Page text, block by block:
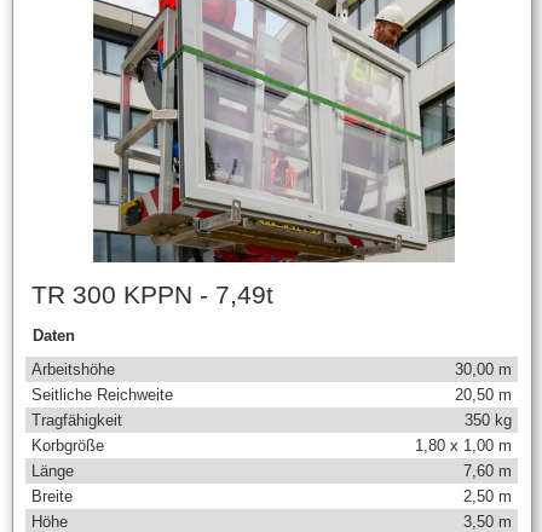
TR 300 KPPN - 7,49t
Daten
Arbeitshöhe
30,00 m
Seitliche Reichweite
20,50 m
Tragfähigkeit
350 kg
Korbgröße
1,80 x 1,00 m
Länge
7,60 m
Breite
2,50 m
Höhe
3,50 m